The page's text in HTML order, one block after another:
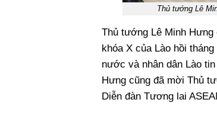
Thủ tướng Lê
Thủ tướng Lê Minh Hưng
khóa X của Lào hồi
nước và nhân dân Lào
Hưng cũng đã mời Thủ
Diễn đàn Tương lai